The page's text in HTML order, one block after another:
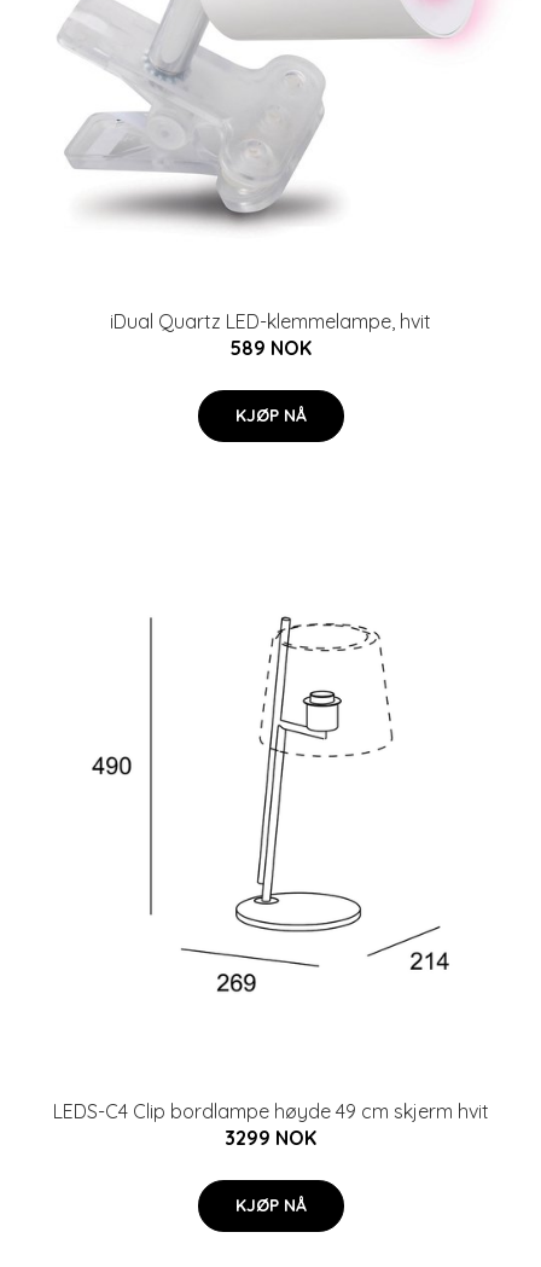
iDual Quartz LED-klemmelampe, hvit
589 NOK
KJØP NÅ
LEDS-C4 Clip bordlampe høyde 49 cm skjerm hvit
3299 NOK
KJØP NÅ